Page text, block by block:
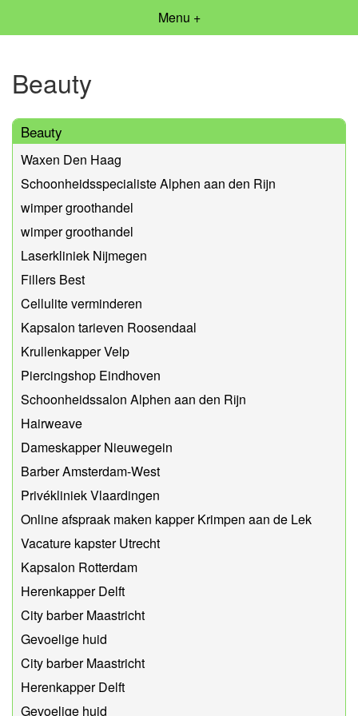
Menu +
Beauty
Beauty
Waxen Den Haag
Schoonheidsspecialiste Alphen aan den Rijn
wimper groothandel
wimper groothandel
Laserkliniek Nijmegen
Fillers Best
Cellulite verminderen
Kapsalon tarieven Roosendaal
Krullenkapper Velp
Piercingshop Eindhoven
Schoonheidssalon Alphen aan den Rijn
Hairweave
Dameskapper Nieuwegein
Barber Amsterdam-West
Privékliniek Vlaardingen
Online afspraak maken kapper Krimpen aan de Lek
Vacature kapster Utrecht
Kapsalon Rotterdam
Herenkapper Delft
City barber Maastricht
Gevoelige huid
City barber Maastricht
Herenkapper Delft
Gevoelige huid